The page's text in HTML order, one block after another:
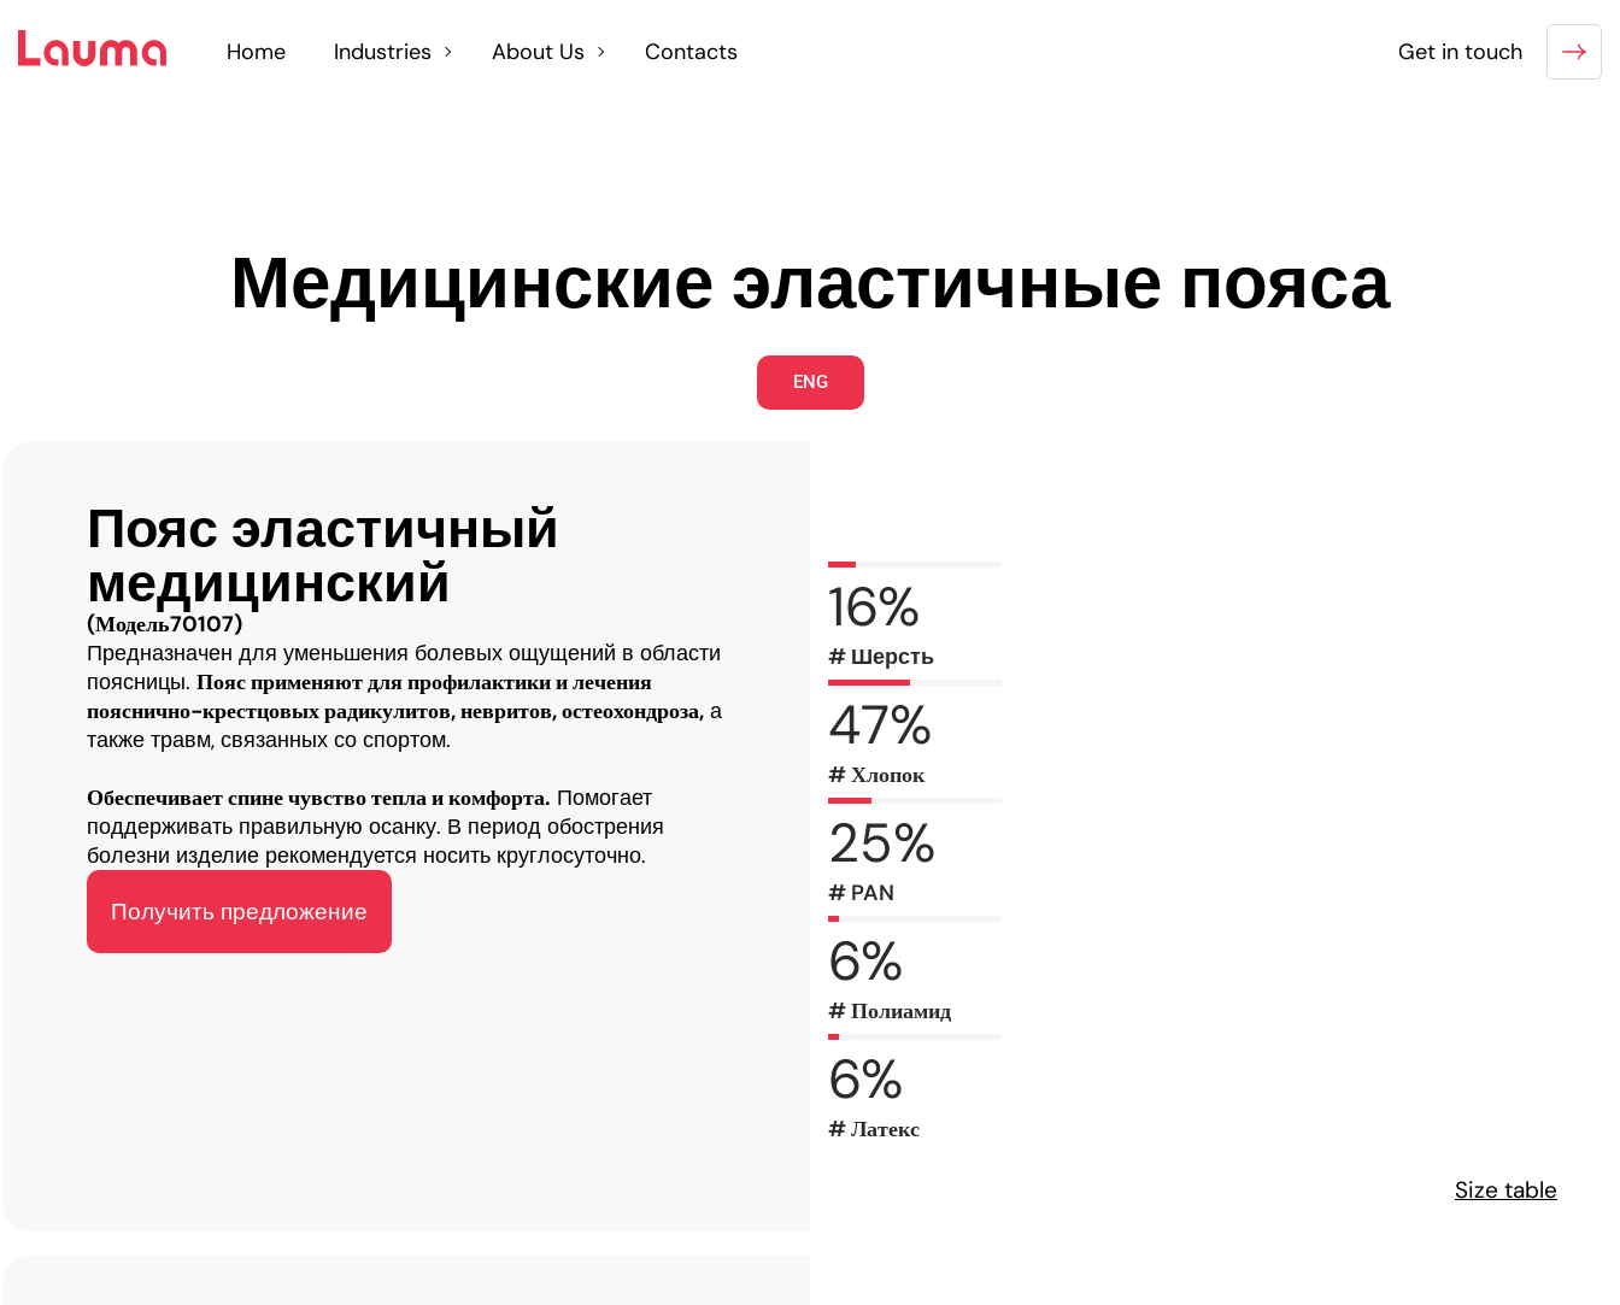
Home Industries About Us Contacts Get in touch
Медицинские эластичные пояса
ENG
Пояс эластичный
медицинский
(Модель70107)
Предназначен для уменьшения болевых ощущений в области
поясницы. Пояс применяют для профилактики и лечения
пояснично-крестцовых радикулитов, невритов, остеохондроза, а
также травм, связанных со спортом.
Обеспечивает спине чувство тепла и комфорта. Помогает
поддерживать правильную осанку. В период обострения
болезни изделие рекомендуется носить круглосуточно.
Получить предложение
16%
# Шерсть
47%
# Хлопок
25%
# PAN
6%
# Полиамид
6%
# Латекс
Size table